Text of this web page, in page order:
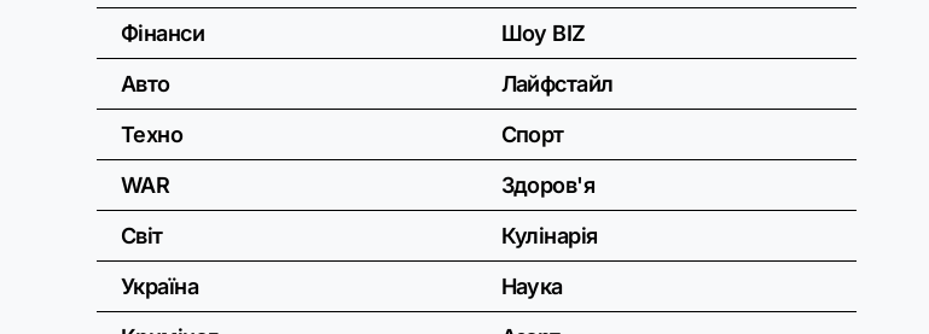
Фінанси
Авто
Техно
WAR
Світ
Україна
Шоу BIZ
Лайфстайл
Спорт
Здоров'я
Кулінарія
Наука